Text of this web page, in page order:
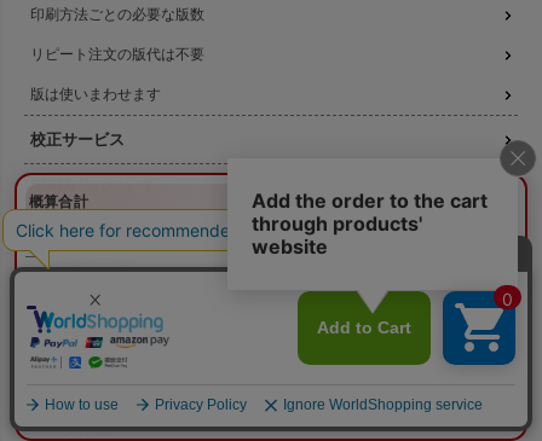
概算合計 ¥0 閉じる
納期目安：—
—
印刷位置：選択してください 印刷サイズ：
—
印刷色：— 2色目：2色印刷をしない
印刷代：¥0 版代：¥0
印刷方法ごとの必要な版数
リピート注文の版代は不要
版は使いまわせます
校正サービス
シルクスクリーン印刷
コピー転写印刷
高温転写印刷
機械刷りについて
データ作成ガイド